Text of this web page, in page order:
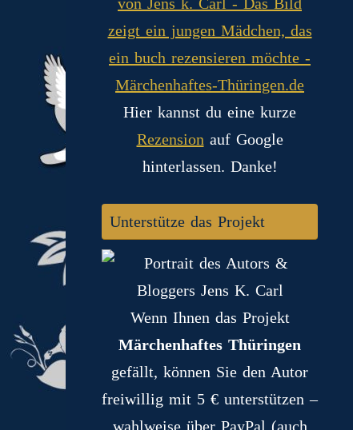
Hier kannst du eine kurze
Rezension auf Google
hinterlassen. Danke!
Unterstütze das Projekt
Wenn Ihnen das Projekt
Märchenhaftes Thüringen
gefällt, können Sie den Autor
freiwillig mit 5 € unterstützen –
wahlweise über PayPal (auch